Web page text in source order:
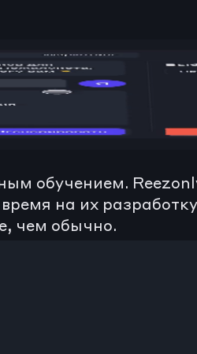
обучением.
на их
чем обычно.